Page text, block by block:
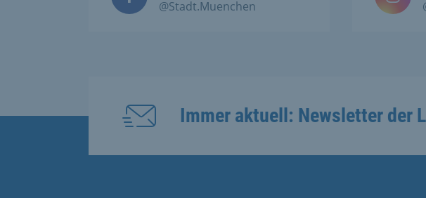
@Stadt.Muenchen
Immer aktuell: Newsletter der